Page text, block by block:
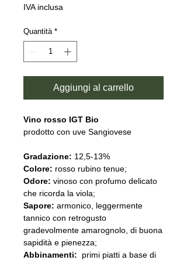
IVA inclusa
Quantità *
Aggiungi al carrello
Vino rosso IGT Bio
prodotto con uve Sangiovese
Gradazione: 12,5-13%
Colore: rosso rubino tenue;
Odore: vinoso con profumo delicato
che ricorda la viola;
Sapore: armonico, leggermente
tannico con retrogusto
gradevolmente amarognolo, di buona
sapidità e pienezza;
Abbinamenti: primi piatti a base di